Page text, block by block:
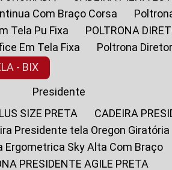
Com Braço Corsa
Tela Pu Fixa
POLTRONA
Em Tela Fixa
Poltrona
- BIX
Presidente
SIZE PRETA
CADEIRA
Presidente tela Oregon Giratória
Ergometrica Sky Alta Com Braço
PRESIDENTE AGILE PRETA